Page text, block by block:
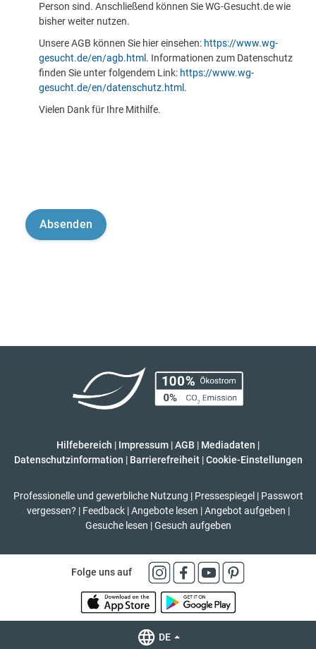
Person sind. Anschließend können Sie WG-Gesucht.de wie
bisher weiter nutzen.
Unsere AGB können Sie hier einsehen: https://www.wg-
gesucht.de/en/agb.html . Informationen zum Datenschutz
finden Sie unter folgendem Link: https://www.wg-
gesucht.de/en/datenschutz.html .
Vielen Dank für Ihre Mithilfe.
Hilfebereich | Impressum |AGB | Mediadaten |
Datenschutzinformation | Barrierefreiheit | Cookie-Einstellungen
Professionelle und gewerbliche Nutzung | Pressespiegel | Passwort
vergessen? | Feedback | Angebote lesen | Angebot aufgeben |
Gesuche lesen | Gesuch aufgeben
Folge uns auf
DE